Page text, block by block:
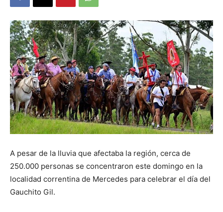
::
La
Verdad
es
A pesar de la lluvia que afectaba la región, cerca de
250.000 personas se concentraron este domingo en la
localidad correntina de Mercedes para celebrar el día del
Gauchito Gil.